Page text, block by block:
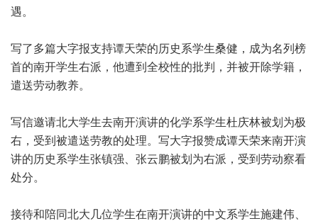
遇。
写了多篇大字报支持谭天荣的历史系学生桑健，成为名列榜
首的南开学生右派，他遭到全校性的批判，并被开除学籍，
遣送劳动教养。
写信邀请北大学生去南开演讲的化学系学生杜庆林被划为极
右，受到被遣送劳教的处理。写大字报赞成谭天荣来南开演
讲的历史系学生张镇强、张云鹏被划为右派，受到劳动察看
处分。
接待和陪同北大几位学生在南开演讲的中文系学生施建伟、